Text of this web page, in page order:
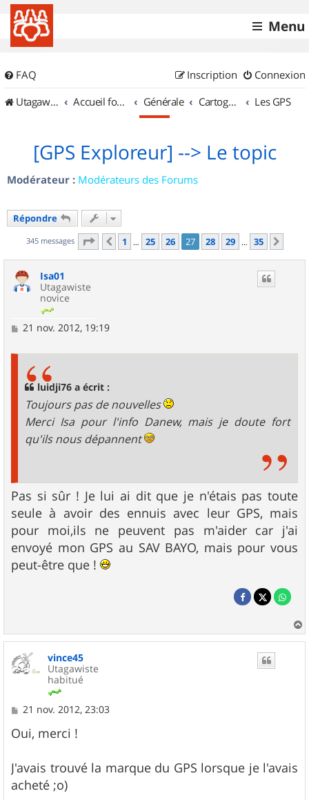
Menu
FAQ Connexion
Inscription
UtagawaVTT (Randos VTT et VTTAE avec traces GPS)
Accueil forum Générale Cartographie et GPS Les GPS
[GPS Exploreur] --> Le topic
Modérateur : Modérateurs des Forums
Répondre
345 messages Page 27 sur35
Précédent
1 … 25 26 27 28 29 … 35
Isa01
Utagawiste
novice
M
21 nov. 2012, 19:19
luidji76 a écrit :
Toujours pas de nouvelles
Merci Isa pour l'info Danew, mais je doute fort
qu'ils nous dépannent
Pas si sûr ! Je lui ai dit que je n'étais pas toute
seule à avoir des ennuis avec leur GPS, mais
pour moi,ils ne peuvent pas m'aider car j'ai
envoyé mon GPS au SAV BAYO, mais pour vous
peut-être que !
a
vince45
Utagawiste
habitué
M
s
s
g
e
21 nov. 2012, 23:03
Oui, merci !
J'avais trouvé la marque du GPS lorsque je l'avais
acheté ;o)